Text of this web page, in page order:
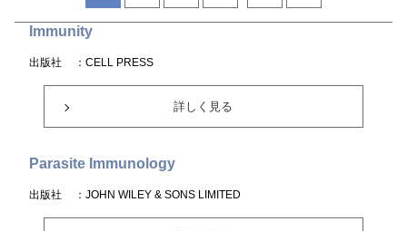
Immunity
出版社 ：CELL PRESS
詳しく見る
Parasite Immunology
出版社 ：JOHN WILEY & SONS LIMITED